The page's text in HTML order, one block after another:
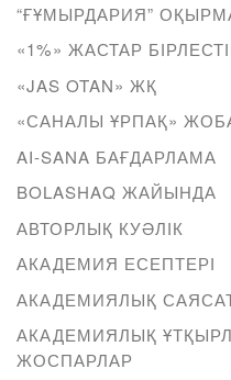
“ҒҰМЫРДАРИЯ”
«1%» ЖАСТАР
«JAS OTAN» ЖҚ
«САНАЛЫ ҰРПАҚ»
AI-SANA БАҒДАРЛАМА
BOLASHAQ ЖАЙЫНДА
АВТОРЛЫҚ КУӘЛІК
АКАДЕМИЯ ЕСЕПТЕРІ
АКАДЕМИЯЛЫҚ
АКАДЕМИЯЛЫҚ
ЖОСПАРЛАР